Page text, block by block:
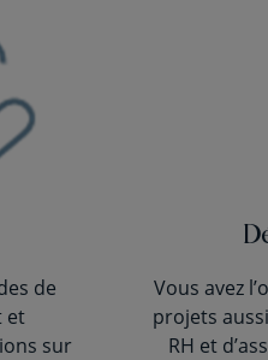
de
et
sur
Vous avez
projets
RH et